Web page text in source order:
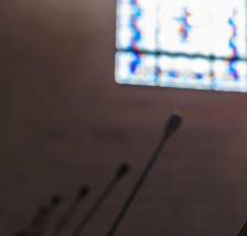
ENFANCE JEUNESSE
ASSOCIATIONS